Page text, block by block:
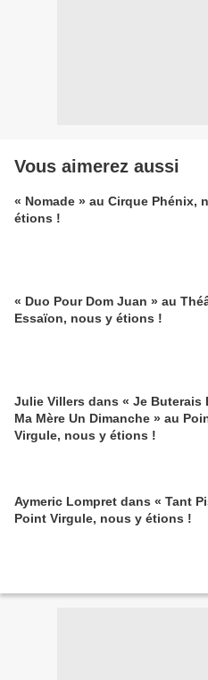
Vous aimerez aussi
« Nomade » au Cirque Phénix,
étions !
« Duo Pour Dom Juan » au
Essaïon, nous y étions !
Julie Villers dans « Je Buterais
Ma Mère Un Dimanche » au
Virgule, nous y étions !
Aymeric Lompret dans « Tant
Point Virgule, nous y étions !